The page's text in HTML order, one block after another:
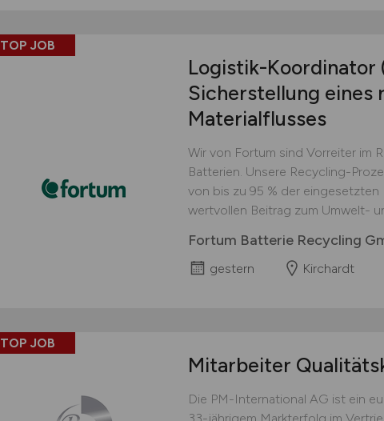
TOP JOB
Logistik-Koordinator
Sicherstellung eines
Materialflusses
Wir von Fortum sind Vorreiter im
Batterien. Unsere Recycling-
von bis zu 95 % der eingesetzten
wertvollen Beitrag zum Umwelt-
Fortum Batterie Recycling
gestern Kirchardt
TOP JOB
Mitarbeiter
Die PM-International AG ist ein